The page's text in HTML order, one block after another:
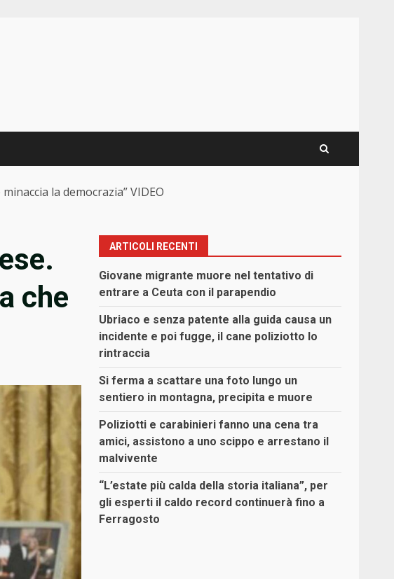
la democrazia” VIDEO
che
ARTICOLI RECENTI
Giovane migrante muore nel tentativo di
entrare a Ceuta con il parapendio
Ubriaco e senza patente alla guida causa un
incidente e poi fugge, il cane poliziotto lo
rintraccia
Si ferma a scattare una foto lungo un
sentiero in montagna, precipita e muore
Poliziotti e carabinieri fanno una cena tra
amici, assistono a uno scippo e arrestano il
malvivente
“L’estate più calda della storia italiana”, per
gli esperti il caldo record continuerà fino a
Ferragosto